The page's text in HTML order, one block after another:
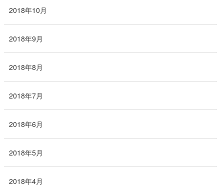
2018年10月
2018年9月
2018年8月
2018年7月
2018年6月
2018年5月
2018年4月